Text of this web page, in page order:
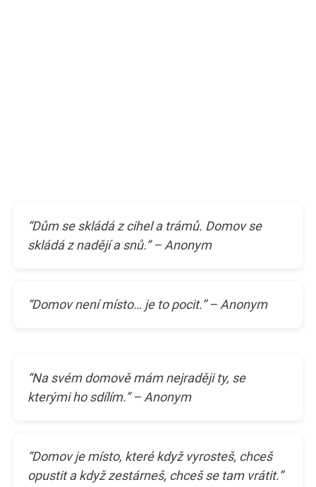
“Dům se skládá z cihel a trámů. Domov se
skládá z nadějí a snů.” – Anonym
“Domov není místo… je to pocit.” – Anonym
“Na svém domově mám nejraději ty, se
kterými ho sdílím.” – Anonym
“Domov je místo, které když vyrosteš, chceš
opustit a když zestárneš, chceš se tam vrátit.”